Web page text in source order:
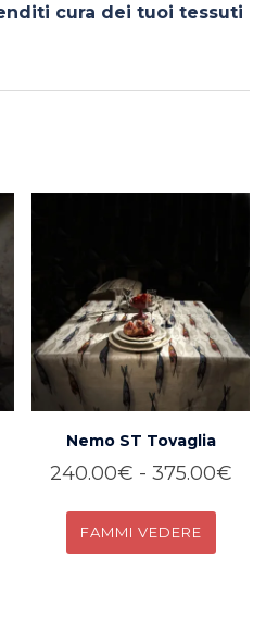
cura dei tuoi tessuti
Fascia
Nemo ST Tovaglia
240.00€ - 375.00€
GUARDA